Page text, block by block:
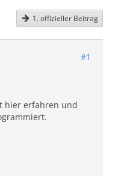
1. offizieller Beitrag
#1
hier erfahren und